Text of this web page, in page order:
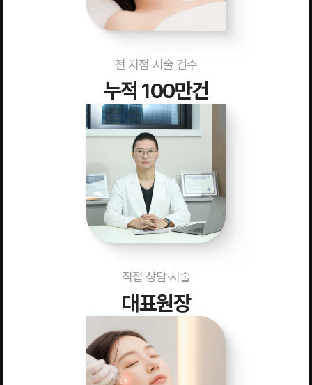
전 지점 시술 건수
누적 100만건
직접 상담·시술
대표원장